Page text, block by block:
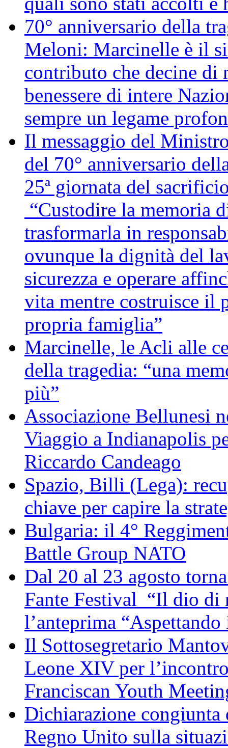
70° anniversario della
Meloni: Marcinelle è il
contributo che decine
benessere di intere
sempre un legame
Il messaggio del
del 70° anniversario
25ª giornata del
“Custodire la memoria
trasformarla in
ovunque la dignità del
sicurezza e operare
vita mentre costruisce il
propria famiglia”
Marcinelle, le Acli alle
della tragedia: “una
più”
Associazione Bellunesi
Viaggio a Indianapolis
Riccardo Candeago
Spazio, Billi (Lega):
chiave per capire la
Bulgaria: il 4°
Battle Group NATO
Dal 20 al 23 agosto
Fante Festival “Il dio di
l’anteprima
Il Sottosegretario
Leone XIV per
Franciscan Youth
Dichiarazione
Regno Unito sulla